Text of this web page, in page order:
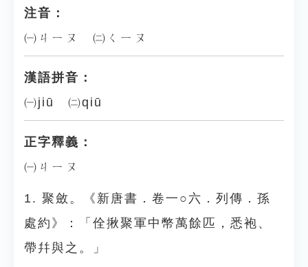
注音：
㈠ㄐㄧㄡ ㈡ㄑㄧㄡ
漢語拼音：
㈠jiū ㈡qiū
正字釋義：
㈠ㄐㄧㄡ
1. 聚斂。《新唐書．卷一○六．列傳．孫
處約》：「佺揪聚軍中幣萬餘匹，悉袍、
帶幷與之。」